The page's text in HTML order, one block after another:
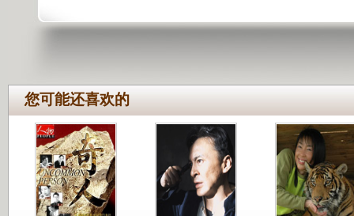
您可能还喜欢的